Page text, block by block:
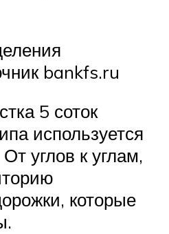
bankfs.ru
5 соток
используется
углов к углам,
которые